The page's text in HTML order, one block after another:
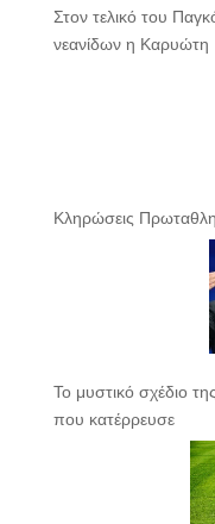
Στον τελικό του
νεανίδων η Καρυώτη
Κληρώσεις
Το μυστικό σχέδιο
που κατέρρευσε